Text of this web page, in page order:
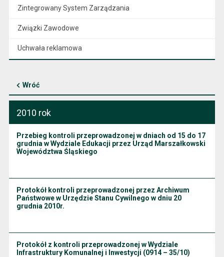
Zintegrowany System Zarządzania
Związki Zawodowe
Uchwała reklamowa
Wróć
2010 rok
Przebieg kontroli przeprowadzonej w dniach od 15 do 17
grudnia w Wydziale Edukacji przez Urząd Marszałkowski
Województwa Śląskiego
Protokół kontroli przeprowadzonej przez Archiwum
Państwowe w Urzędzie Stanu Cywilnego w dniu 20
grudnia 2010r.
Protokół z kontroli przeprowadzonej w Wydziale
Infrastruktury Komunalnej i Inwestycji (0914 – 35/10)